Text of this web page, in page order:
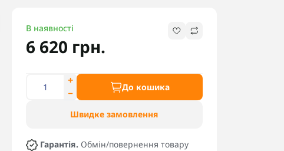
В наявності
6 620 грн.
До кошика
Швидке замовлення
Гарантія. Обмін/повернення товару